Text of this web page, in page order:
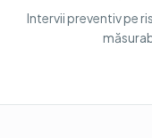
Intervii preventiv pe